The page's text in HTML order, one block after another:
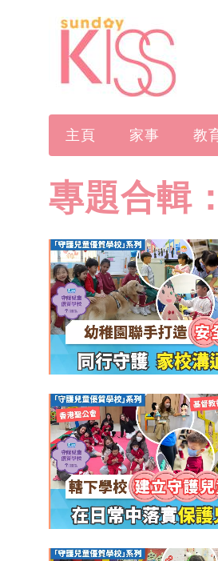
主頁 家事 教
專題合輯：